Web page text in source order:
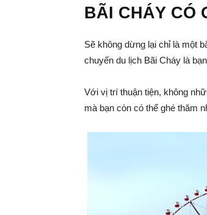
BÃI CHÁY CÓ
Sẽ không dừng lại chỉ là một
chuyến du lịch Bãi Cháy là
Với vị trí thuận tiện, không
mà bạn còn có thể ghé thăm